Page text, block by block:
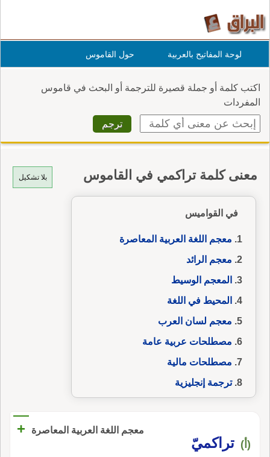
لوحة المفاتيح بالعربية حول القاموس
اكتب كلمة أو جملة قصيرة للترجمة أو البحث في قاموس
المفردات
بلا تشكيل معنى كلمة تراكمي في القاموس
في القواميس
معجم اللغة العربية المعاصرة
معجم الرائد
المعجم الوسيط
المحيط في اللغة
معجم لسان العرب
مصطلحات عربية عامة
مصطلحات مالية
ترجمة إنجليزية
معجم اللغة العربية المعاصرة +
(أ) تراكميّ